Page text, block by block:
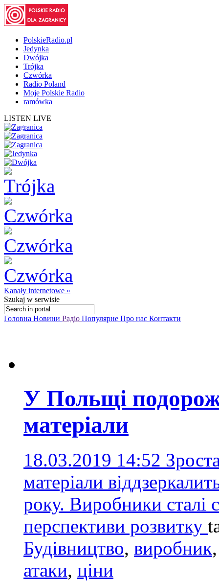
PolskieRadio.pl
Jedynka
Dwójka
Trójka
Czwórka
Radio Poland
Moje Polskie Radio
ramówka
LISTEN LIVE
Kanały internetowe »
Szukaj w serwisie
Головна Новини Радіо Популярне Про нас Контакти
У Польщі
матеріали
18.03.2019 14:52
матеріали
року. Виробники сталі
перспективи розвитку
Будівництво, виробник
атаки, ціни